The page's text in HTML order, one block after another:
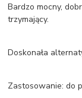
Bardzo mocny,
trzymający.
Doskonała
Zastosowanie: do